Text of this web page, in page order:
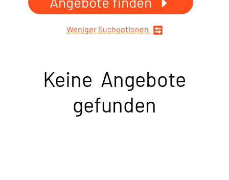
Weniger Suchoptionen
Keine Angebote
gefunden